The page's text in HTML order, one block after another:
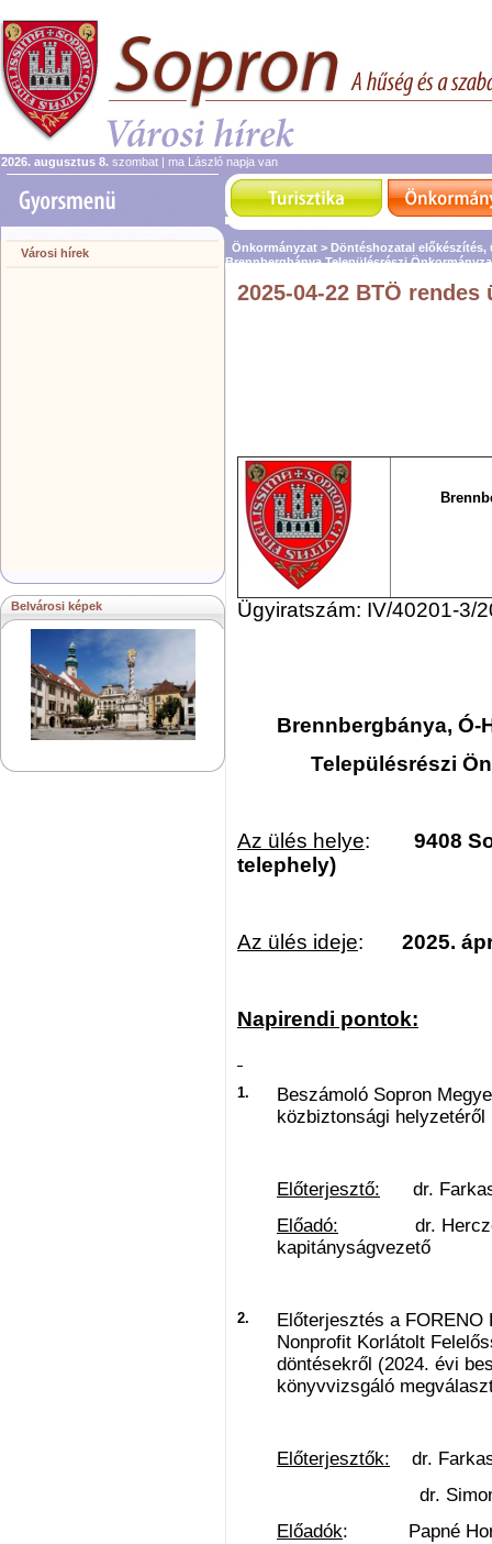
2026. augusztus 8. szombat | ma László napja van
Városi hírek
Belvárosi képek
Önkormányzat > Döntéshozatal előkészítés,
Brennbergbánya Településrészi
2025-04-22 BTÖ
Ügyiratszám: IV/40201-3/
Brennbergbánya, Ó-
Településrészi
Az ülés helye: 9408
telephely)
Az ülés ideje: 2025.
Napirendi pontok:
1.
Beszámoló Sopron
közbiztonsági helyzetéről
Előterjesztő: dr. Farkas
Előadó: dr. Herczeg
kapitányságvezető
2.
Előterjesztés a
Nonprofit Korlátolt
döntésekről (2024. évi
könyvvizsgáló
Előterjesztők: dr.
dr. Simon
Előadók: Papné